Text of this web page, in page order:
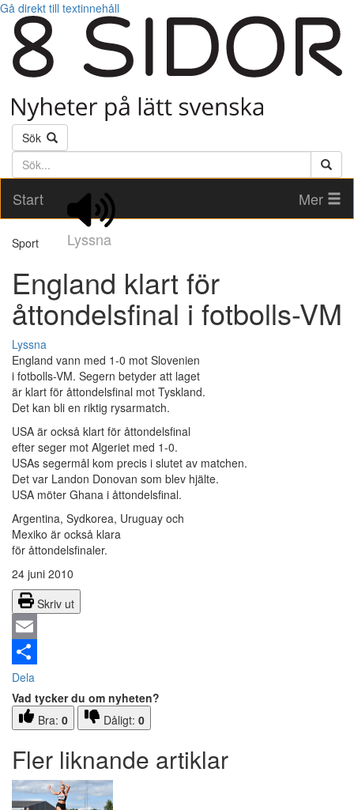
Gå direkt till textinnehåll
Sök
Söktext
Start
Lyssna
Mer
Sport
England klart för
åttondelsfinal i fotbolls-VM
Lyssna
England vann med 1-0 mot Slovenien
i fotbolls-VM. Segern betyder att laget
är klart för åttondelsfinal mot Tyskland.
Det kan bli en riktig rysarmatch.
USA är också klart för åttondelsfinal
efter seger mot Algeriet med 1-0.
USAs segermål kom precis i slutet av matchen.
Det var Landon Donovan som blev hjälte.
USA möter Ghana i åttondelsfinal.
Argentina, Sydkorea, Uruguay och
Mexiko är också klara
för åttondelsfinaler.
24 juni 2010
Skriv ut
Email
Dela
Vad tycker du om nyheten?
Bra: 0 Dåligt: 0
Fler liknande artiklar